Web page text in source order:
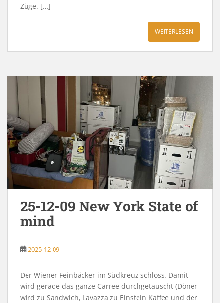
Züge. […]
WEITERLESEN
25-12-09 New York State of
mind
2025-12-09
Der Wiener Feinbäcker im Südkreuz schloss. Damit
wird gerade das ganze Carree durchgetauscht (Döner
wird zu Sandwich, Lavazza zu Einstein Kaffee und der